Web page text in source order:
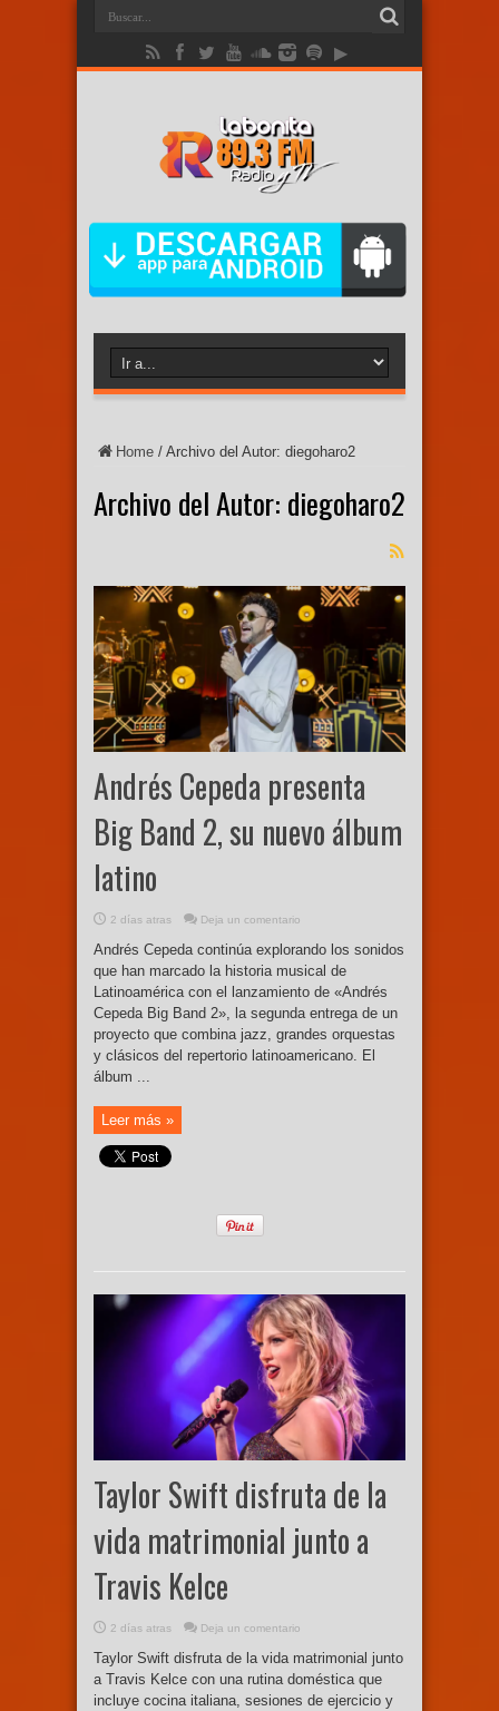
Home / Archivo del Autor: diegoharo2
Archivo del Autor: diegoharo2
Andrés Cepeda presenta
Big Band 2, su nuevo álbum
latino
2 días atras Deja un comentario
Andrés Cepeda continúa explorando los sonidos
que han marcado la historia musical de
Latinoamérica con el lanzamiento de «Andrés
Cepeda Big Band 2», la segunda entrega de un
proyecto que combina jazz, grandes orquestas
y clásicos del repertorio latinoamericano. El
álbum ...
Leer más »
Taylor Swift disfruta de la
vida matrimonial junto a
Travis Kelce
2 días atras Deja un comentario
Taylor Swift disfruta de la vida matrimonial junto
a Travis Kelce con una rutina doméstica que
incluye cocina italiana, sesiones de ejercicio y